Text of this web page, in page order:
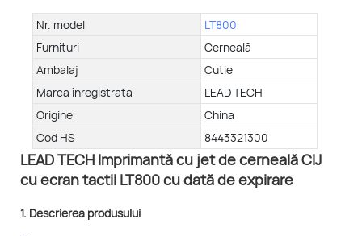
Nr. model
LT800
Furnituri
Cerneală
Ambalaj
Cutie
Marcă înregistrată
LEAD TECH
Origine
China
Cod HS
8443321300
LEAD TECH Imprimantă cu jet de cerneală CIJ
cu ecran tactil LT800 cu dată de expirare
1. Descrierea produsului